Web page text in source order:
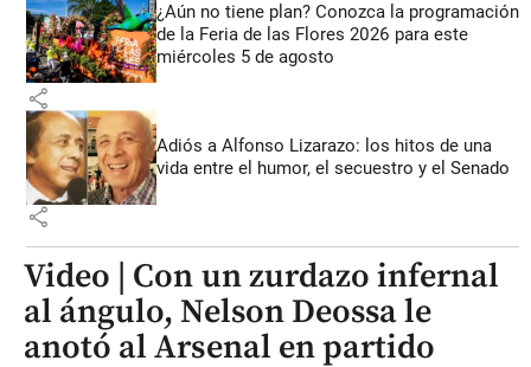
¿Aún no tiene plan? Conozca la programación
de la Feria de las Flores 2026 para este
miércoles 5 de agosto
share
Adiós a Alfonso Lizarazo: los hitos de una
vida entre el humor, el secuestro y el Senado
share
Video | Con un zurdazo infernal
al ángulo, Nelson Deossa le
anotó al Arsenal en partido